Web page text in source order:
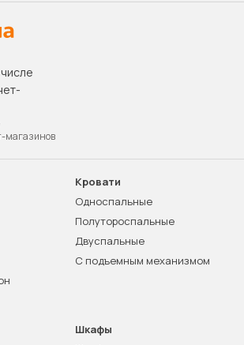
магазинов
Кровати
Односпальные
Полутороспальные
Двуспальные
С подъемным механизмом
Шкафы